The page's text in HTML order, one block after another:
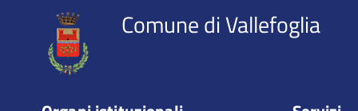
Comune di Vallefoglia